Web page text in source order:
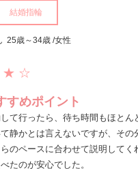
結婚指輪
25歳～34歳 /女性
★ ☆
すめポイント
て行ったら、待ち時間もほと
静かとは言えないですが、そ
のペースに合わせて説明して
たのが安心でした。